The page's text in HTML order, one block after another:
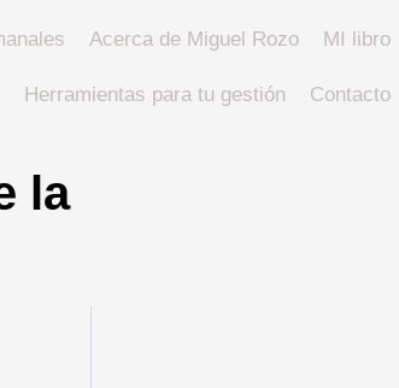
Acerca de Miguel Rozo MI libro
Herramientas para tu gestión Contacto
la